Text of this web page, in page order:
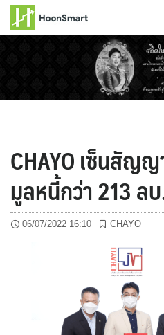
CHAYO เซ็นสัญ
มูลหนี้กว่า 213 ล
06/07/2022 16:10 CHAYO